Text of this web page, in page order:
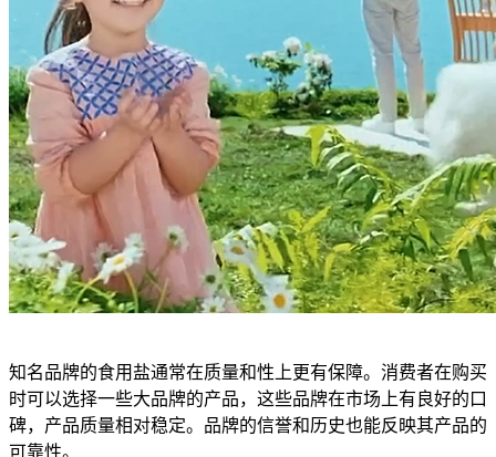
知名品牌的食用盐通常在质量和性上更有保障。消费者在购买
时可以选择一些大品牌的产品，这些品牌在市场上有良好的口
碑，产品质量相对稳定。品牌的信誉和历史也能反映其产品的
可靠性。